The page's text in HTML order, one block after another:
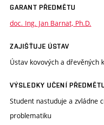
GARANT PŘEDMĚTU
doc. Ing. Jan Barnat, Ph.D.
ZAJIŠŤUJE ÚSTAV
Ústav kovových a dřevěných
VÝSLEDKY UČENÍ
Student nastuduje a zvládne
problematiku